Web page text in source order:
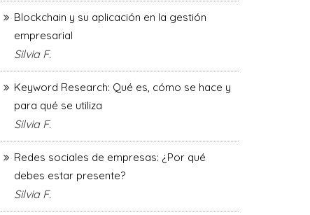
Blockchain y su aplicación en la gestión
empresarial
Silvia F.
Keyword Research: Qué es, cómo se hace y
para qué se utiliza
Silvia F.
Redes sociales de empresas: ¿Por qué
debes estar presente?
Silvia F.